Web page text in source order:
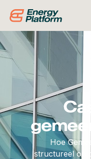
Hoe
structureel op